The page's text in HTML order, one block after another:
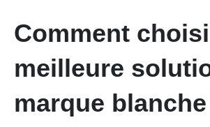
Comment
meilleure
marque